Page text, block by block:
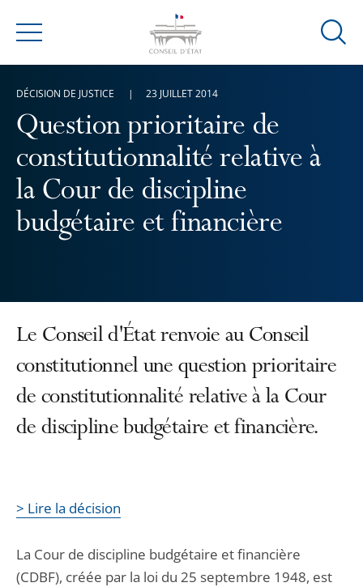
Menu
Ouvrir
Question prioritaire de
constitutionnalité relative à
la Cour de discipline
budgétaire et financière
DÉCISION DE JUSTICE 23 JUILLET 2014
Le Conseil d'État renvoie au Conseil
constitutionnel une question prioritaire
de constitutionnalité relative à la Cour
de discipline budgétaire et financière.
> Lire la décision
La Cour de discipline budgétaire et financière
(CDBF), créée par la loi du 25 septembre 1948, est